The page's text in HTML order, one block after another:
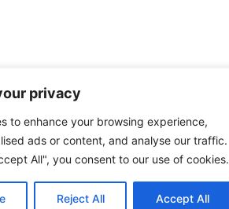
privacy
to enhance your browsing experience,
ads or content, and analyse our traffic.
All", you consent to our use of cookies.
Reject All Accept All